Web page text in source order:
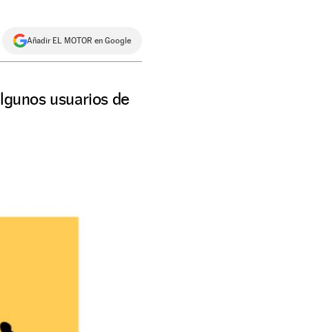
Añadir EL MOTOR en Google
usuarios de